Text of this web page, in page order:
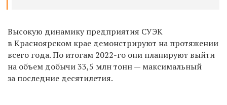
Высокую динамику предприятия СУЭК
в Красноярском крае демонстрируют на протяжении
всего года. По итогам 2022-го они планируют выйти
на объем добычи 33,5 млн тонн — максимальный
за последние десятилетия.